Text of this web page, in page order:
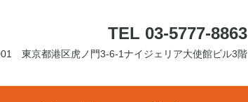
TEL 03-5777-8863
東京都港区虎ノ門3-6-1ナイジェリア大使館ビル3階